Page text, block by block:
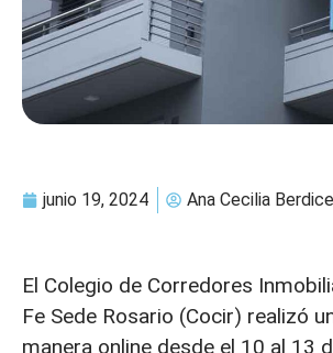
junio 19, 2024 Ana Cecilia
El Colegio de Corredores
Fe Sede Rosario (Cocir) realizó
manera online desde el 10 al 13